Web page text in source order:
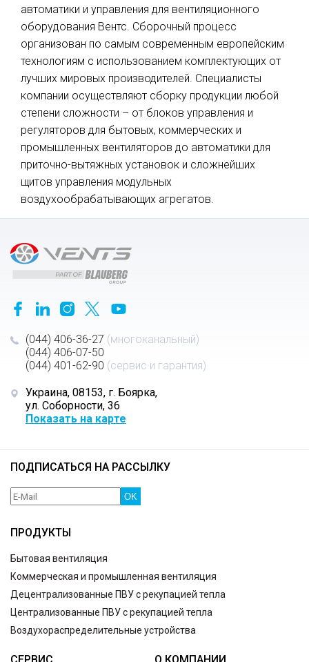
автоматики и управления для вентиляционного
оборудования Вентс. Сборочный процесс
организован по самым современным европейским
технологиям с использованием комплектующих от
лучших мировых производителей. Специалисты
компании осуществляют сборку продукции любой
степени сложности – от блоков управления и
регуляторов для бытовых, коммерческих и
промышленных вентиляторов до автоматики для
приточно-вытяжных установок и сложнейших
щитов управления модульных
воздухообрабатывающих агрегатов.
(044) 406-36-27 (многоканальный)
(044) 406-07-50
(044) 401-62-90 (сервис и гарантия)
Украина, 08153, г. Боярка,
ул. Соборности, 36
Показать на карте
ПОДПИСАТЬСЯ НА РАССЫЛКУ
OK
ПРОДУКТЫ
Бытовая вентиляция
Коммерческая и промышленная вентиляция
Децентрализованные ПВУ с рекупацией тепла
Централизованные ПВУ с рекупацией тепла
Воздухораспределительные устройства